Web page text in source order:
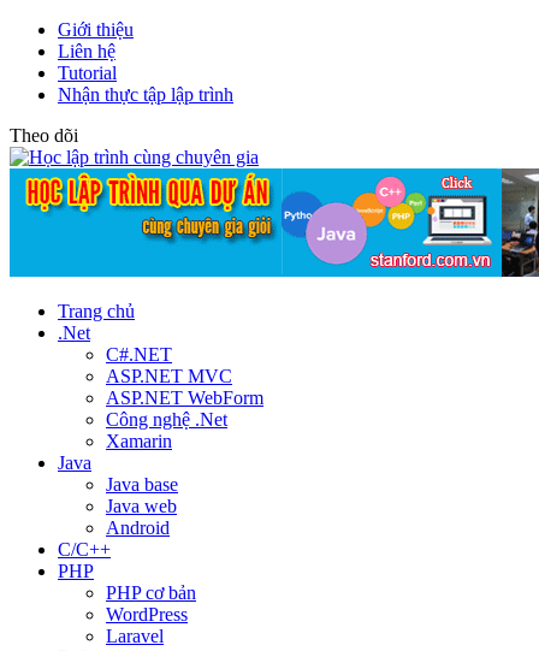
Giới thiệu
Liên hệ
Tutorial
Nhận thực tập lập trình
Theo dõi
Trang chủ
.Net
C#.NET
ASP.NET MVC
ASP.NET WebForm
Công nghệ .Net
Xamarin
Java
Java base
Java web
Android
C/C++
PHP
PHP cơ bản
WordPress
Laravel